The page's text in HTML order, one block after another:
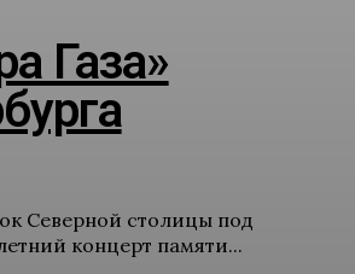
Газа»
Северной столицы под
концерт памяти...